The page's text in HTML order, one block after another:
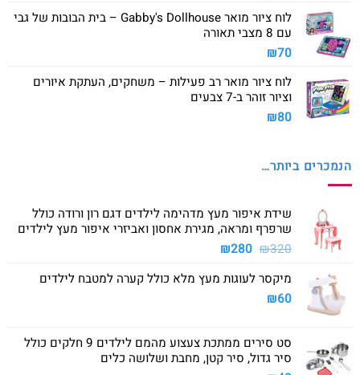
לוח ציור מואר Gabby's Dollhouse – בית הבובות של גבי
עם 8 מצבי תאורה
₪70
לוח ציור מואר רב פעילות – משחקים, העתקת איורים
וציור זוהר ב-7 צבעים
₪80
הנמכרים ביותר…
שידת איפור מעץ מדהימה לילדים דגם רון ורודה כולל
שרפרף ומראה, מגירת אחסון ואביזרי איפור מעץ לילדים
₪320
המחיר
היה:
₪280 המחיר
הוא:
מיקסר לעוגות מעץ מלא כולל קערה למטבח לילדים
₪60
סט סירים ממתכת צעצוע מהמם לילדים 9 חלקים כולל
סיר גדול, סיר קטן, מחבת ושלושה כלים